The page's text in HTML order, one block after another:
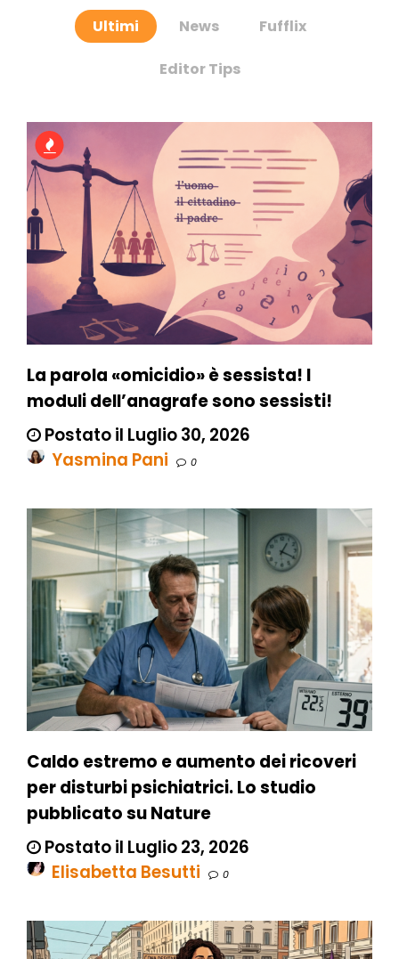
Ultimi News Fufflix
Editor Tips
La parola «omicidio» è sessista! I
moduli dell’anagrafe sono sessisti!
Postato il Luglio 30, 2026
Yasmina Pani
0
Caldo estremo e aumento dei ricoveri
per disturbi psichiatrici. Lo studio
pubblicato su Nature
Postato il Luglio 23, 2026
Elisabetta Besutti
0